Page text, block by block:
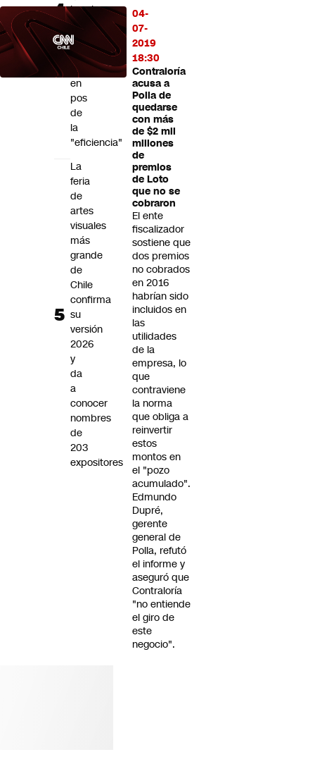
04-
07-
2019
18:30
Contraloría
acusa a
Polla de
quedarse
con más
de $2 mil
millones
de
premios
de Loto
que no se
cobraron
El ente
fiscalizador
sostiene que
dos premios
no cobrados
en 2016
habrían sido
incluidos en
las
utilidades
de la
empresa, lo
que
contraviene
la norma
que obliga a
reinvertir
estos
montos en
el "pozo
acumulado".
Edmundo
Dupré,
gerente
general de
Polla, refutó
el informe y
aseguró que
Contraloría
"no entiende
el giro de
este
negocio".
baraja
el
Biministro
Daniel
Mas
en
pos
de
la
"eficiencia"
La
feria
de
artes
visuales
más
grande
de
Chile
confirma
su
versión
2026
y
da
a
conocer
nombres
de
203
expositores